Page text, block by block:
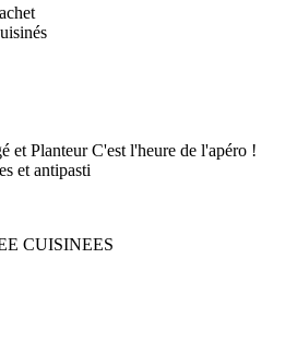
et PlanteurC'est l'heure de l'apéro !
et antipasti
CUISINEES